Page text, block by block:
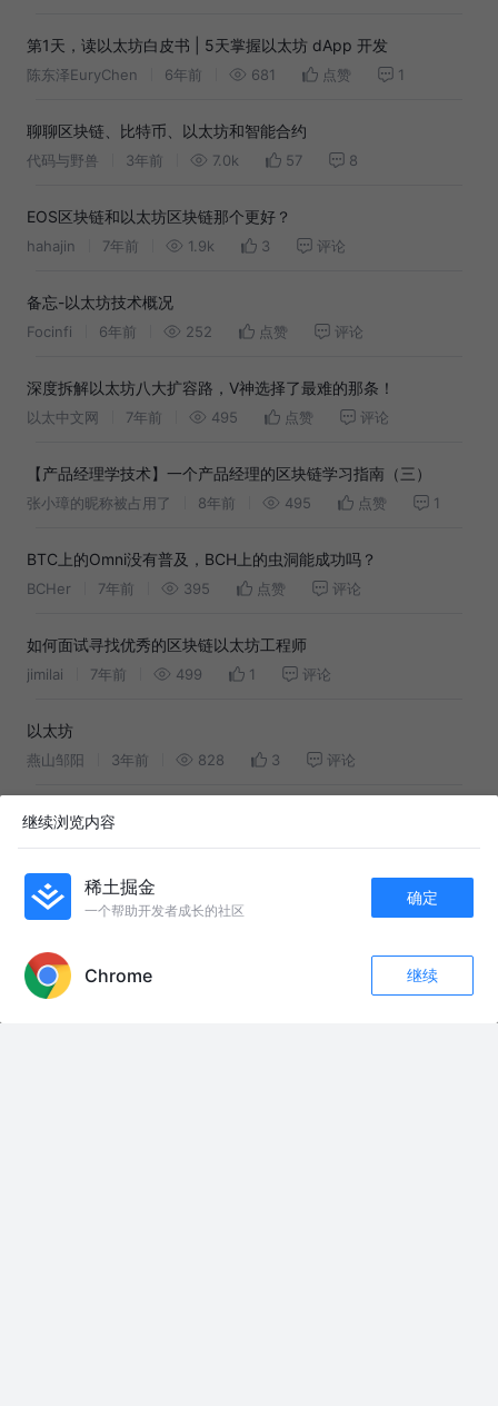
24
第1天，读以太坊白皮书 | 5天掌握以太坊 dApp 开发
陈东泽EuryChen 6年前 681 点赞 1
聊聊区块链、比特币、以太坊和智能合约
代码与野兽 3年前 7.0k 57 8
EOS区块链和以太坊区块链那个更好？
hahajin 7年前 1.9k 3 评论
备忘-以太坊技术概况
Focinfi 6年前 252 点赞 评论
深度拆解以太坊八大扩容路，V神选择了最难的那条！
以太中文网 7年前 495 点赞 评论
【产品经理学技术】一个产品经理的区块链学习指南（三）
张小璋的昵称被占用了 8年前 495 点赞 1
BTC上的Omni没有普及，BCH上的虫洞能成功吗？
BCHer 7年前 395 点赞 评论
如何面试寻找优秀的区块链以太坊工程师
jimilai 7年前 499 1 评论
以太坊
燕山邹阳 3年前 828 3 评论
【墨夜拎月·web3.0·区块链】以太坊 面试题
墨夜拎月 2年前 797 1 评论
以太坊（ETH）价格在两年后达到3,000美元，更多的激动人心
以太坊(Ethereum ETH)的奖励机制
继续浏览内容
稀土掘金
一个帮助开发者成长的社区
确定
Chrome 继续